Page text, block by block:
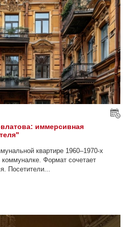
иммерсивная
квартире 1960–1970-х
Формат сочетает
Посетители...